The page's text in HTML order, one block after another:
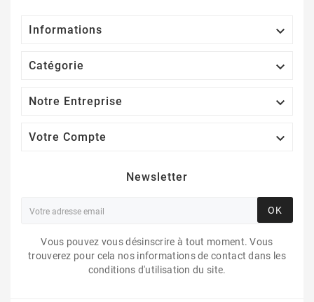
Informations 
Catégorie 
Notre Entreprise 
Votre Compte 
Newsletter
OK
Vous pouvez vous désinscrire à tout moment. Vous
trouverez pour cela nos informations de contact dans les
conditions d'utilisation du site.